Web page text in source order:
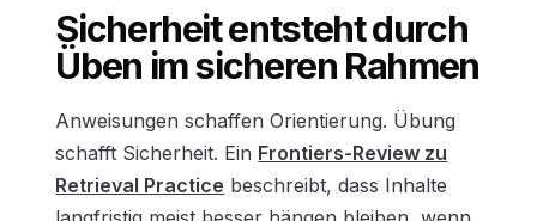
Sicherheit entsteht durch
Üben im sicheren Rahmen
Anweisungen schaffen Orientierung. Übung
schafft Sicherheit. Ein Frontiers-Review zu
Retrieval Practice beschreibt, dass Inhalte